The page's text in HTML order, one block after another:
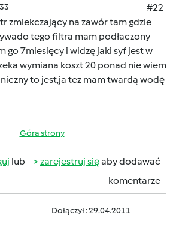
#22
zmiekczający na zawór tam gdzie
tego filtra mam podłaczony
go 7miesięcy i widzę jaki syf jest w
wymiana koszt 20 ponad nie wiem
to jest,ja tez mam twardą wodę
Góra strony
lub zarejestruj sięaby dodawać
komentarze
Dołączył : 29.04.2011